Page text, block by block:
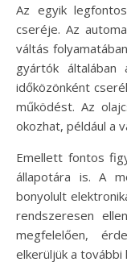
Az egyik
cseréje. Az
váltás
gyártók általában
időközönként
működést. Az
okozhat, például a
Emellett fontos
állapotára is. A
bonyolult
rendszeresen
megfelelően,
elkerüljük a további